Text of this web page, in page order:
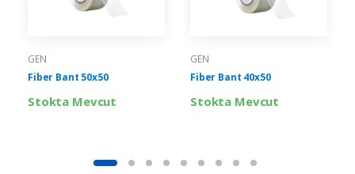
GEN
Fiber Bant 50x50
Stokta Mevcut
GEN
Fiber Bant 40x50
Stokta Mevcut